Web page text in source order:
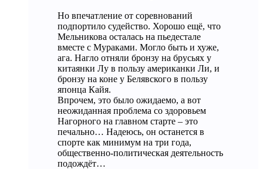
Но впечатление от соревнований
подпортило судейство. Хорошо ещё, что
Мельникова осталась на пьедестале
вместе с Мураками. Могло быть и хуже,
ага. Нагло отняли бронзу на брусьях у
китаянки Лу в пользу американки Ли, и
бронзу на коне у Белявского в пользу
японца Кайя.
Впрочем, это было ожидаемо, а вот
неожиданная проблема со здоровьем
Нагорного на главном старте – это
печально… Надеюсь, он останется в
спорте как минимум на три года,
общественно-политическая деятельность
подождёт…